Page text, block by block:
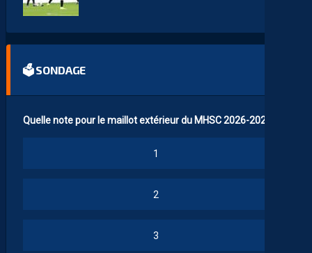
🗳 SONDAGE
Quelle note pour le maillot extérieur du MHSC 2026-2027 ?
1
2
3